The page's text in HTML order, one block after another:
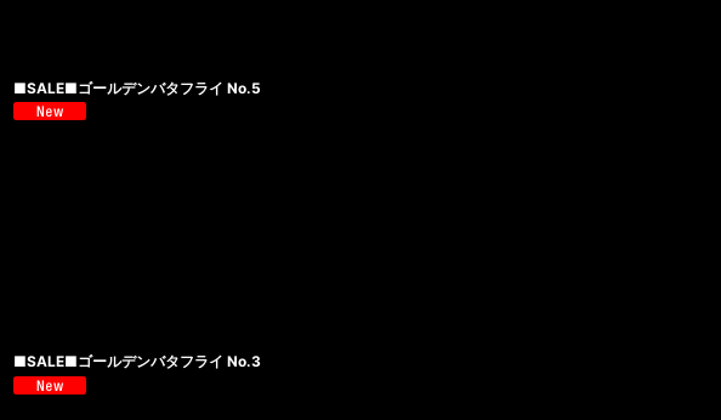
■SALE■ゴールデンバタフライ No.5
■SALE■ゴールデンバタフライ No.3